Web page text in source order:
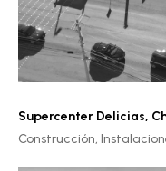
Supercenter Delicias,
Construcción,